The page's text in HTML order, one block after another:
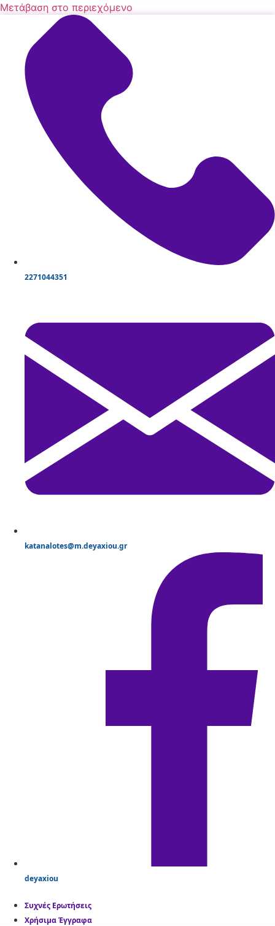
Μετάβαση στο περιεχόμενο
2271044351
katanalotes@m.deyaxiou.gr
deyaxiou
Συχνές Ερωτήσεις
Χρήσιμα Έγγραφα